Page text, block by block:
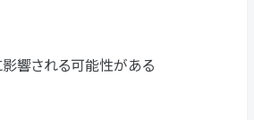
影響される可能性がある